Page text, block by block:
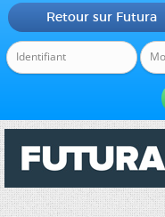
Retour sur Futura